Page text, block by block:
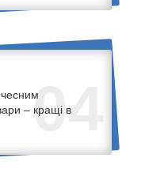
04
– кращі в